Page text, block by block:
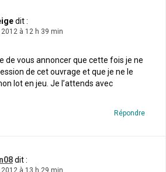
dit :
à 12 h 39 min
de vous annoncer que cette fois je ne
de cet ouvrage et que je ne le
lot en jeu. Je l’attends avec
Répondre
dit :
à 13 h 29 min